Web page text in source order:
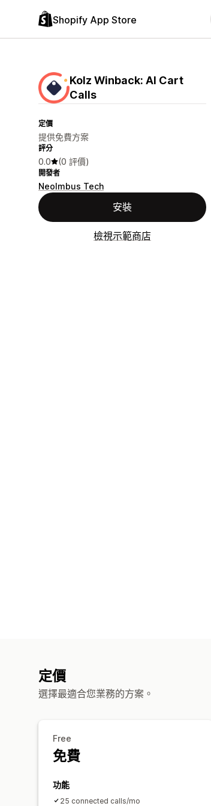
Shopify App Store
Kolz Winback: AI Cart
Calls
定價
提供免費方案
評分
0.0 (0 評價)
開發者
NeoImbus Tech
安裝
檢視示範商店
定價
選擇最適合您業務的方案。
Free
免費
功能
25 connected calls/mo